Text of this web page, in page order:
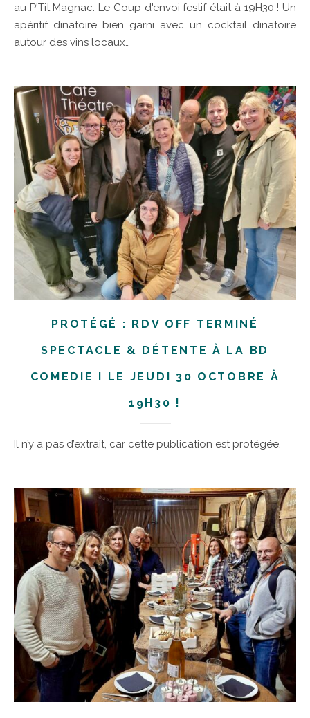
au P'Tit Magnac. Le Coup d'envoi festif était à 19H30 ! Un
apéritif dinatoire bien garni avec un cocktail dinatoire
autour des vins locaux…
PROTÉGÉ : RDV OFF TERMINÉ
SPECTACLE & DÉTENTE À LA BD
COMEDIE I LE JEUDI 30 OCTOBRE À
19H30 !
Il n’y a pas d’extrait, car cette publication est protégée.